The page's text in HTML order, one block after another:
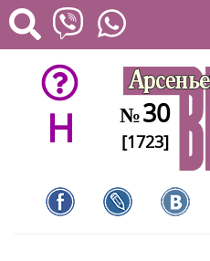
H №30
[1723]